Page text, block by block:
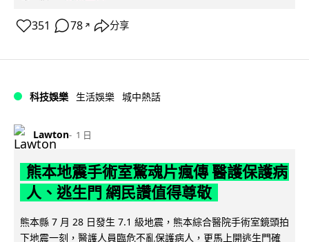
351 78 ↗ 分享
科技娛樂 生活娛樂 城中熱話
Lawton 1 日
熊本地震手術室驚魂片瘋傳 醫護保護病
人、逃生門 網民讚值得尊敬
熊本縣 7 月 28 日發生 7.1 級地震，熊本綜合醫院手術室鏡頭拍
下地震一刻，醫護人員臨危不亂保護病人，更馬上開逃生門確